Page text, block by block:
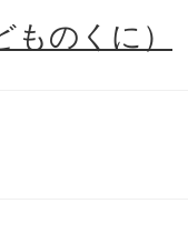
のくに）